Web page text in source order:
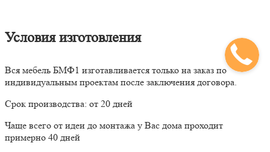
Условия изготовления
Вся мебель БМФ1 изготавливается только на заказ по
индивидуальным проектам после заключения договора.
Срок производства: от 20 дней
Чаще всего от идеи до монтажа у Вас дома проходит
примерно 40 дней